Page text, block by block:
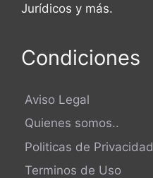
Jurídicos y más.
Condiciones
Aviso Legal
Quienes somos..
Politicas de Privacidad
Terminos de Uso